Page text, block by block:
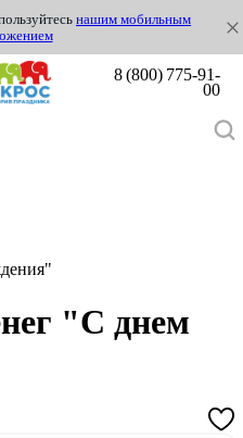
нашим мобильным
8 (800) 775-91-
00
"С днем